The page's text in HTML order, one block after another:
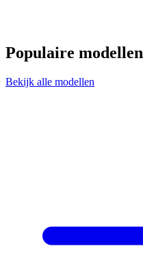
Populaire modellen
Bekijk alle modellen